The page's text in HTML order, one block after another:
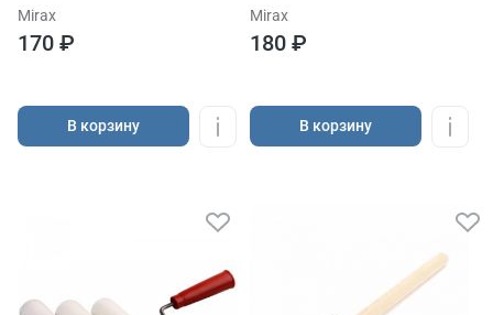
Mirax
170 ₽
В корзину
Mirax
180 ₽
В корзину